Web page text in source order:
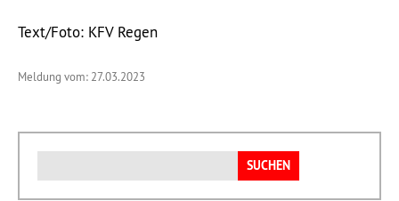
Text/Foto: KFV Regen
Meldung vom: 27.03.2023
nach: